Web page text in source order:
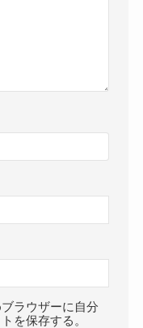
ラウザーに自分
を保存する。